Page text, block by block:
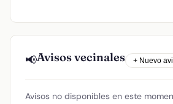
📢Avisos vecinales + Nuevo
Avisos no disponibles en este